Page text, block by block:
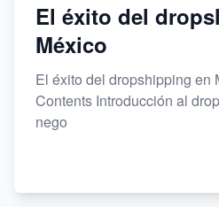
El éxito del
México
El éxito del dropshipping en
Contents Introducción al
nego